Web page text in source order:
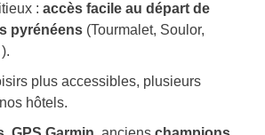
: accès facile au départ de
pyrénéens (Tourmalet, Soulor,
plus accessibles, plusieurs
hôtels.